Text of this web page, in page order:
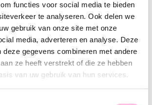
functies voor social media te bieden
te analyseren. Ook delen we
gebruik van onze site met onze
media, adverteren en analyse. Deze
deze gegevens combineren met andere
ze heeft verstrekt of die ze hebben
van uw gebruik van hun services.
Kenmerk SKU
maakt het niet uit wat voor gelegenheid
overal bij! Deze classic